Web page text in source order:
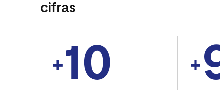
cifras
+10 +